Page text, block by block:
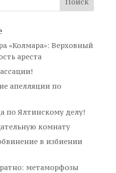
«Колмара»: Верховный
ареста
апелляции по
по Ялтинскому делу!
комнату
в избиении
метаморфозы